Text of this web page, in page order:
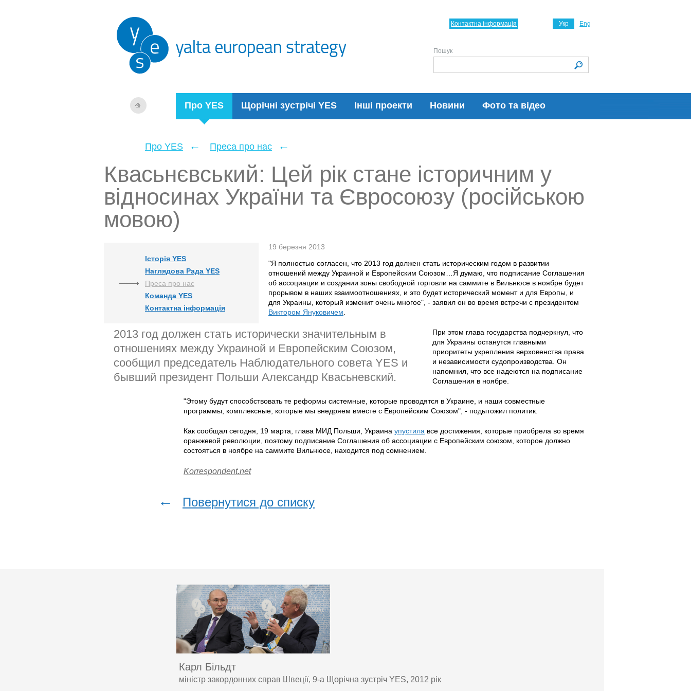
Про YES Щорічні зустрічі YES Інші проекти Новини Фото та відео
Укр Eng
Контактна інформація
Пошук
Про YES ← Преса про нас ←
Квасьнєвський: Цей рік стане історичним у
відносинах України та Євросоюзу (російською
мовою)
Історія YES
Наглядова Рада YES
Преса про нас
Команда YES
Контактна інформація
19 березня 2013
2013 год должен стать исторически значительным в
отношениях между Украиной и Европейским Союзом,
сообщил председатель Наблюдательного совета YES и
бывший президент Польши Александр Квасьневский.
"Я полностью согласен, что 2013 год должен стать историческим годом в развитии
отношений между Украиной и Европейским Союзом…Я думаю, что подписание Соглашения
об ассоциации и создании зоны свободной торговли на саммите в Вильнюсе в ноябре будет
прорывом в наших взаимоотношениях, и это будет исторический момент и для Европы, и
для Украины, который изменит очень многое", - заявил он во время встречи с президентом
Виктором Януковичем
При этом глава государства подчеркнул, что
для Украины останутся главными
приоритеты укрепления верховенства права
и независимости судопроизводства. Он
напомнил, что все надеются на подписание
Соглашения в ноябре.
"Этому будут способствовать те реформы системные, которые проводятся в Украине, и наши совместные
программы, комплексные, которые мы внедряем вместе с Европейским Союзом", - подытожил политик.
Как сообщал сегодня, 19 марта, глава МИД Польши, Украина упустила все достижения, которые приобрела во время
оранжевой революции, поэтому подписание Соглашения об ассоциации с Европейским союзом, которое должно
состояться в ноябре на саммите Вильнюсе, находится под сомнением.
Korrespondent.net
← Повернутися до списку
Карл Більдт
міністр закордонних справ Швеції, 9-а Щорічна зустріч YES, 2012 рік